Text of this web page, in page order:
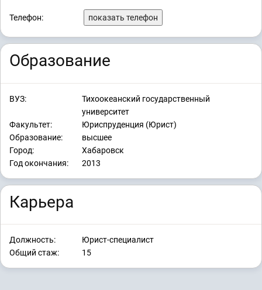
Телефон: показать телефон
Образование
ВУЗ:
Тихоокеанский государственный
университет
Факультет:
Юриспруденция (Юрист)
Образование:
высшее
Город:
Хабаровск
Год окончания:
2013
Карьера
Должность:
Юрист-специалист
Общий стаж:
15